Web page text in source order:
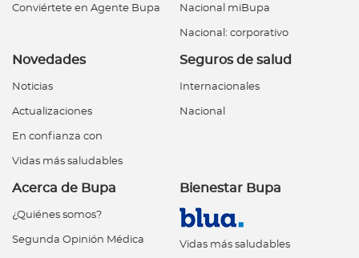
Conviértete en Agente Bupa Nacional miBupa
Nacional: corporativo
Novedades
Noticias
Actualizaciones
En confianza con
Vidas más saludables
Seguros de salud
Internacionales
Nacional
Acerca de Bupa
¿Quiénes somos?
Segunda Opinión Médica
Bienestar Bupa
Vidas más saludables